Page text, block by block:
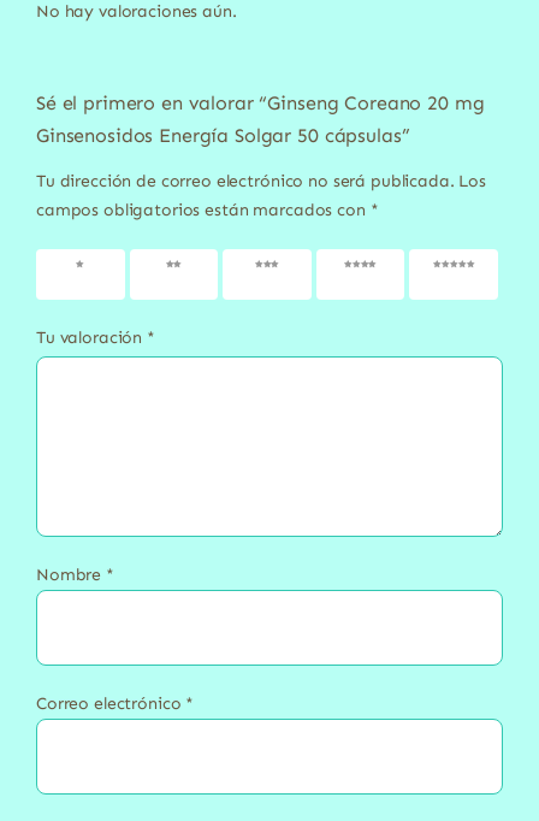
No hay valoraciones aún.
Sé el primero en valorar “Ginseng Coreano 20 mg
Ginsenosidos Energía Solgar 50 cápsulas”
Tu dirección de correo electrónico no será publicada. Los
campos obligatorios están marcados con *
1 de 5
2 de 5
3 de 5
4 de 5
5 de 5
Tu valoración *
Nombre *
Correo electrónico *